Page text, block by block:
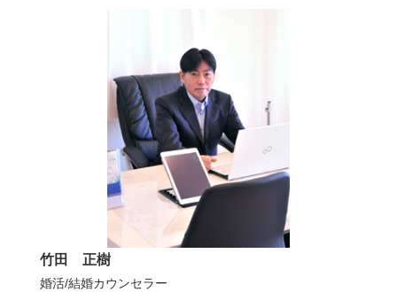
竹田 正樹
婚活/結婚カウンセラー